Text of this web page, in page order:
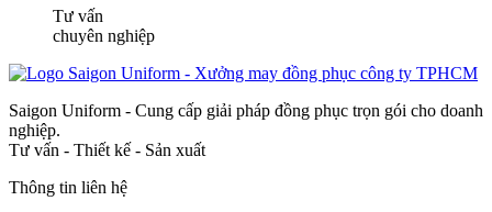
Tư vấn
chuyên nghiệp
Saigon Uniform - Cung cấp giải pháp đồng phục trọn gói cho doanh
nghiệp.
Tư vấn - Thiết kế - Sản xuất
Thông tin liên hệ